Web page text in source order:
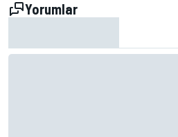
Yorumlar